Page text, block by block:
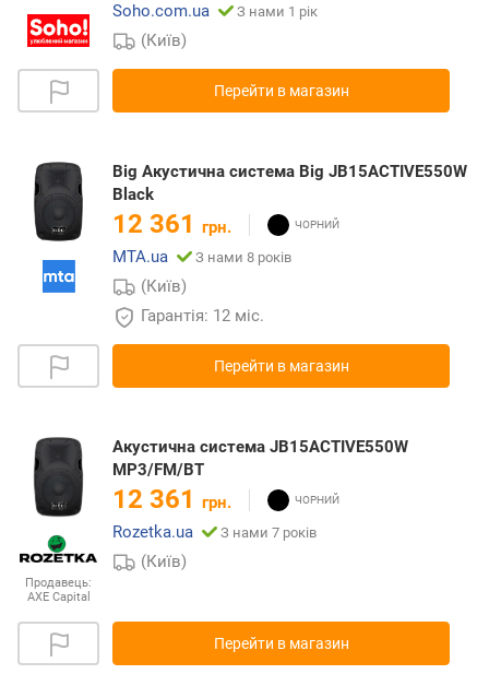
Soho.com.ua
З нами 1 рік
(Київ)
Перейти в магазин
Big Акустична система Big JB15ACTIVE550W
Black
12 361 грн.
MTA.ua
З нами 8 років
(Київ)
Гарантія: 12 міс.
Перейти в магазин
Продавець:
AXE Capital
Акустична система JB15ACTIVE550W
MP3/FM/BT
12 361 грн.
Rozetka.ua
З нами 7 років
(Київ)
Перейти в магазин